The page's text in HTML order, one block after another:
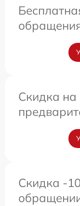
Скидка на
Скидка -